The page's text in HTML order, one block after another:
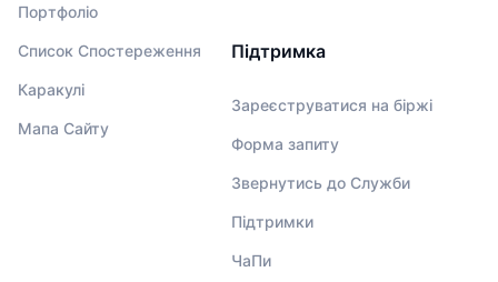
Портфоліо
Список Спостереження
Каракулі
Мапа Сайту
Підтримка
Зареєструватися на біржі
Форма запиту
Звернутись до Служби
Підтримки
ЧаПи